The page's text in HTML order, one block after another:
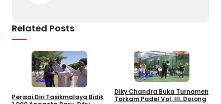
Related Posts
Sports
Perisai Diri Tasikmalaya Bidik
Sports
Diky Chandra Buka Turnamen
Tarkam Padel Vol. III, Dorong